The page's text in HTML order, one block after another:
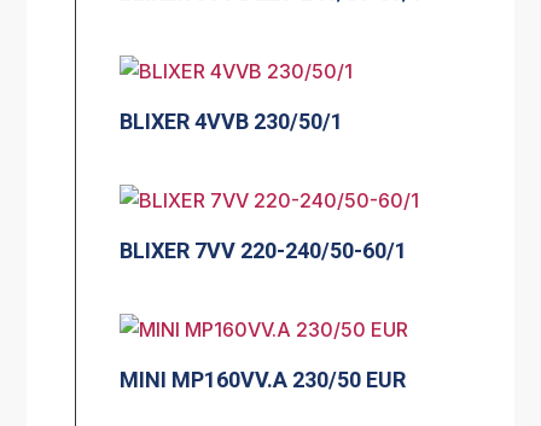
BLIXER 4VVB 230/50/1
BLIXER 7VV 220-240/50-60/1
MINI MP160VV.A 230/50 EUR